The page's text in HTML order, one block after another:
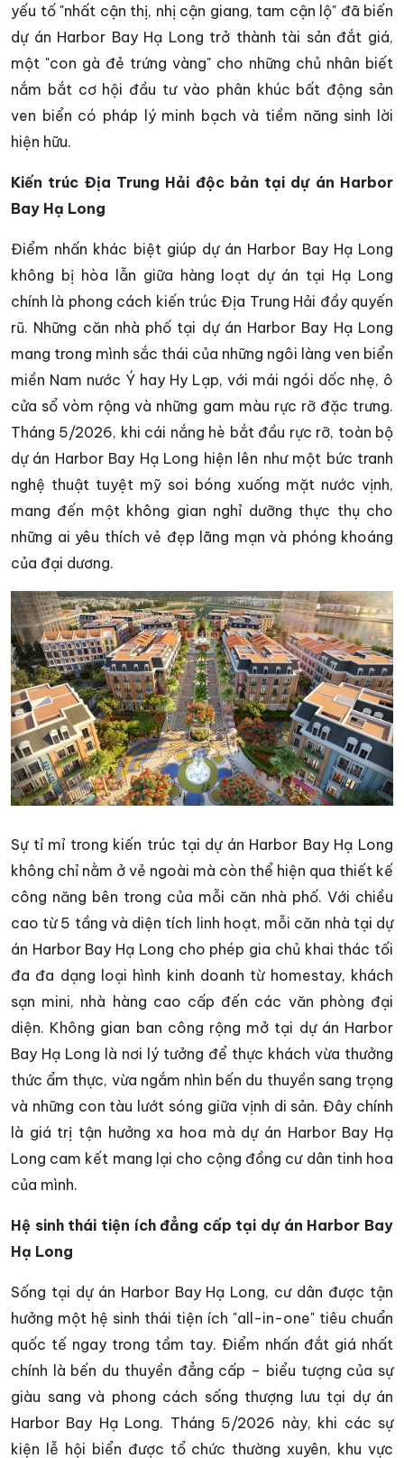
yếu tố "nhất cận thị, nhị cận giang, tam cận lộ" đã biến
dự án Harbor Bay Hạ Long trở thành tài sản đắt giá,
một "con gà đẻ trứng vàng" cho những chủ nhân biết
nắm bắt cơ hội đầu tư vào phân khúc bất động sản
ven biển có pháp lý minh bạch và tiềm năng sinh lời
hiện hữu.
Kiến trúc Địa Trung Hải độc bản tại dự án Harbor
Bay Hạ Long
Điểm nhấn khác biệt giúp dự án Harbor Bay Hạ Long
không bị hòa lẫn giữa hàng loạt dự án tại Hạ Long
chính là phong cách kiến trúc Địa Trung Hải đầy quyến
rũ. Những căn nhà phố tại dự án Harbor Bay Hạ Long
mang trong mình sắc thái của những ngôi làng ven biển
miền Nam nước Ý hay Hy Lạp, với mái ngói dốc nhẹ, ô
cửa sổ vòm rộng và những gam màu rực rỡ đặc trưng.
Tháng 5/2026, khi cái nắng hè bắt đầu rực rỡ, toàn bộ
dự án Harbor Bay Hạ Long hiện lên như một bức tranh
nghệ thuật tuyệt mỹ soi bóng xuống mặt nước vịnh,
mang đến một không gian nghỉ dưỡng thực thụ cho
những ai yêu thích vẻ đẹp lãng mạn và phóng khoáng
của đại dương.
Sự tỉ mỉ trong kiến trúc tại dự án Harbor Bay Hạ Long
không chỉ nằm ở vẻ ngoài mà còn thể hiện qua thiết kế
công năng bên trong của mỗi căn nhà phố. Với chiều
cao từ 5 tầng và diện tích linh hoạt, mỗi căn nhà tại dự
án Harbor Bay Hạ Long cho phép gia chủ khai thác tối
đa đa dạng loại hình kinh doanh từ homestay, khách
sạn mini, nhà hàng cao cấp đến các văn phòng đại
diện. Không gian ban công rộng mở tại dự án Harbor
Bay Hạ Long là nơi lý tưởng để thực khách vừa thưởng
thức ẩm thực, vừa ngắm nhìn bến du thuyền sang trọng
và những con tàu lướt sóng giữa vịnh di sản. Đây chính
là giá trị tận hưởng xa hoa mà dự án Harbor Bay Hạ
Long cam kết mang lại cho cộng đồng cư dân tinh hoa
của mình.
Hệ sinh thái tiện ích đẳng cấp tại dự án Harbor Bay
Hạ Long
Sống tại dự án Harbor Bay Hạ Long, cư dân được tận
hưởng một hệ sinh thái tiện ích "all-in-one" tiêu chuẩn
quốc tế ngay trong tầm tay. Điểm nhấn đắt giá nhất
chính là bến du thuyền đẳng cấp – biểu tượng của sự
giàu sang và phong cách sống thượng lưu tại dự án
Harbor Bay Hạ Long. Tháng 5/2026 này, khi các sự
kiện lễ hội biển được tổ chức thường xuyên, khu vực